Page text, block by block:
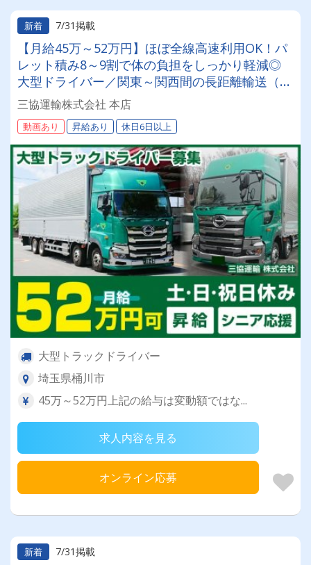
新着 7/31掲載
【月給45万～52万円】ほぼ全線高速利用OK！パ
レット積み8～9割で体の負担をしっかり軽減◎
大型ドライバー／関東～関西間の長距離輸送（4
軸ウイング車）★お客様と直接取引ならではの安
定運行！将来的に短距離コースへの変更も可能で
す
三協運輸株式会社 本店
動画あり 昇給あり 休日6日以上
大型トラックドライバー
埼玉県桶川市
45万～52万円上記の給与は変動額ではな...
求人内容を見る
オンライン応募
新着 7/31掲載